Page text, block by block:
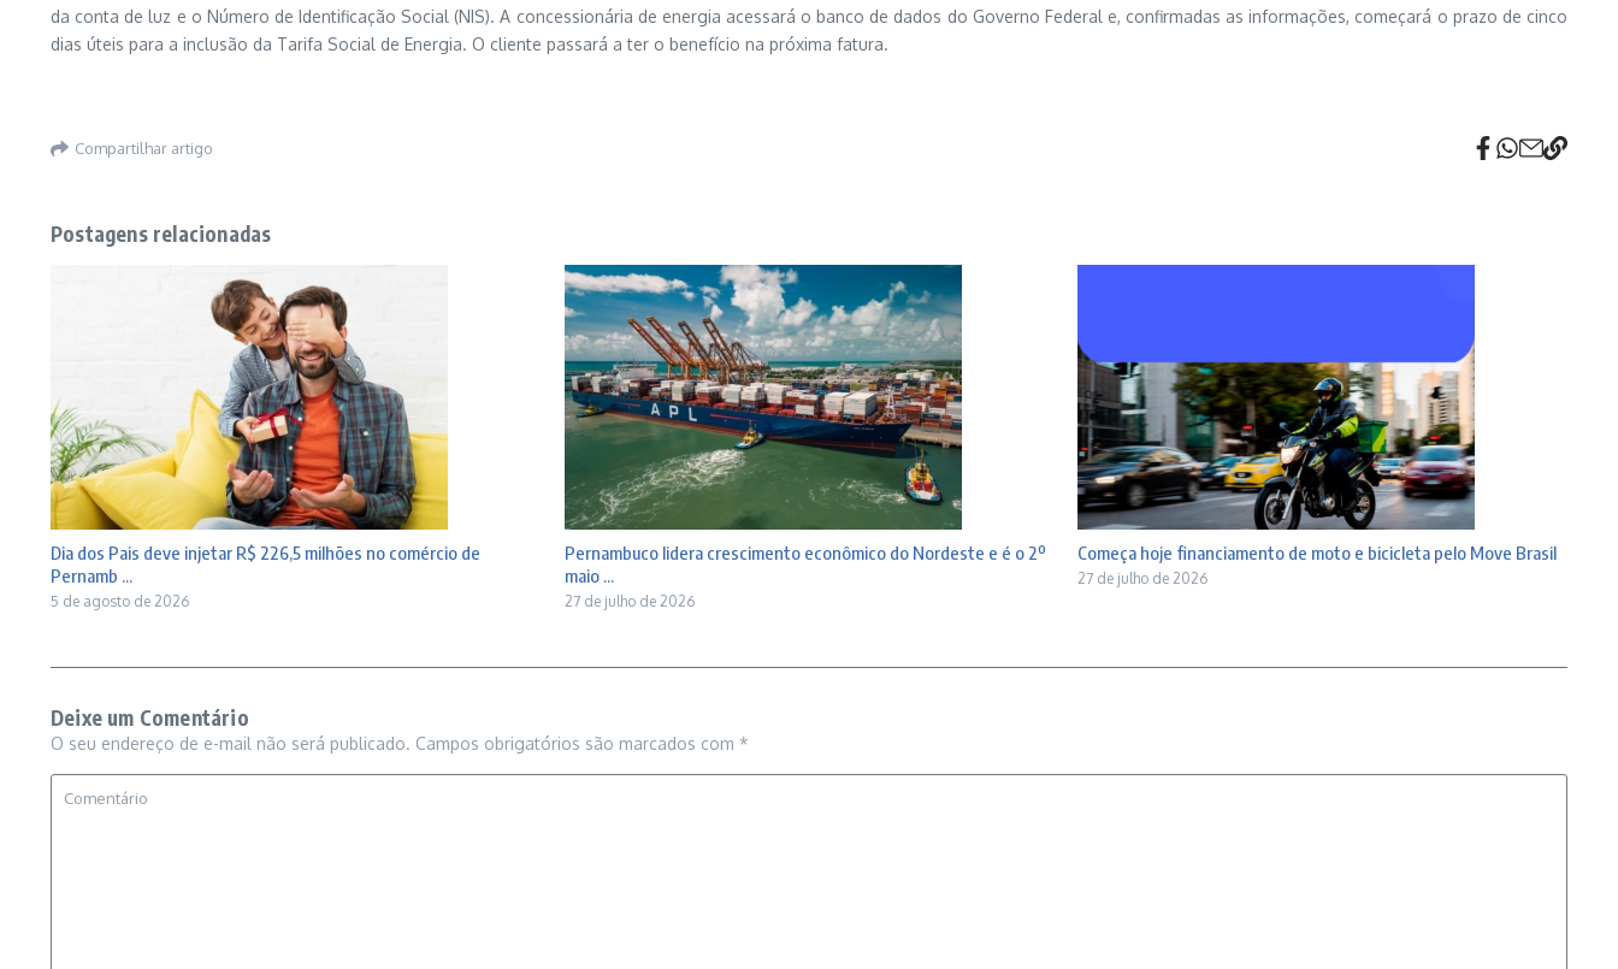
da conta de luz e o Número de Identificação Social (NIS). A concessionária de energia acessará o banco de dados do Governo Federal e, confirmadas as informações, começará o prazo de cinco
dias úteis para a inclusão da Tarifa Social de Energia. O cliente passará a ter o benefício na próxima fatura.
Compartilhar artigo
Postagens relacionadas
Dia dos Pais deve injetar R$ 226,5 milhões no comércio de
Pernamb ...
5 de agosto de 2026
Pernambuco lidera crescimento econômico do Nordeste e é o 2º
maio ...
27 de julho de 2026
Começa hoje financiamento de moto e bicicleta pelo Move Brasil
27 de julho de 2026
Deixe um Comentário
O seu endereço de e-mail não será publicado. Campos obrigatórios são marcados com *